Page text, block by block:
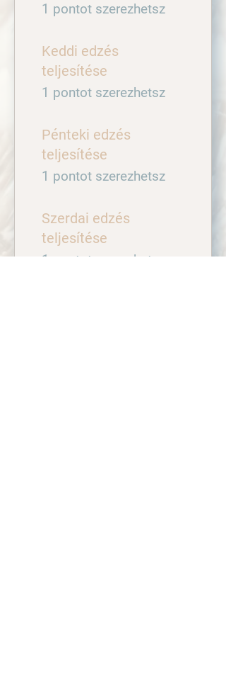
1 pontot szerezhetsz
Keddi edzés
teljesítése
1 pontot szerezhetsz
Pénteki edzés
teljesítése
1 pontot szerezhetsz
Szerdai edzés
teljesítése
1 pontot szerezhetsz